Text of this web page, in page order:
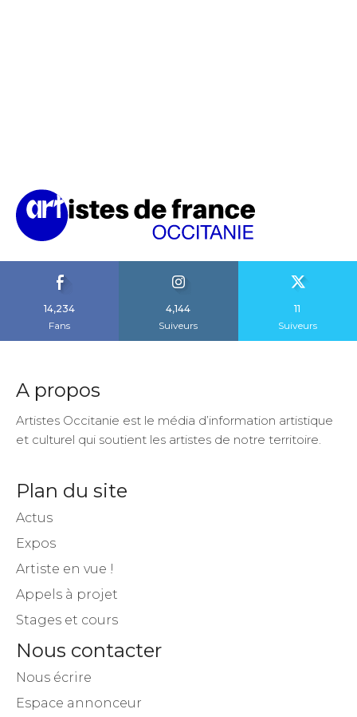
14,234
Fans
4,144
Suiveurs
11
Suiveurs
A propos
Artistes Occitanie est le média d’information artistique
et culturel qui soutient les artistes de notre territoire.
Plan du site
Actus
Expos
Artiste en vue !
Appels à projet
Stages et cours
Nous contacter
Nous écrire
Espace annonceur